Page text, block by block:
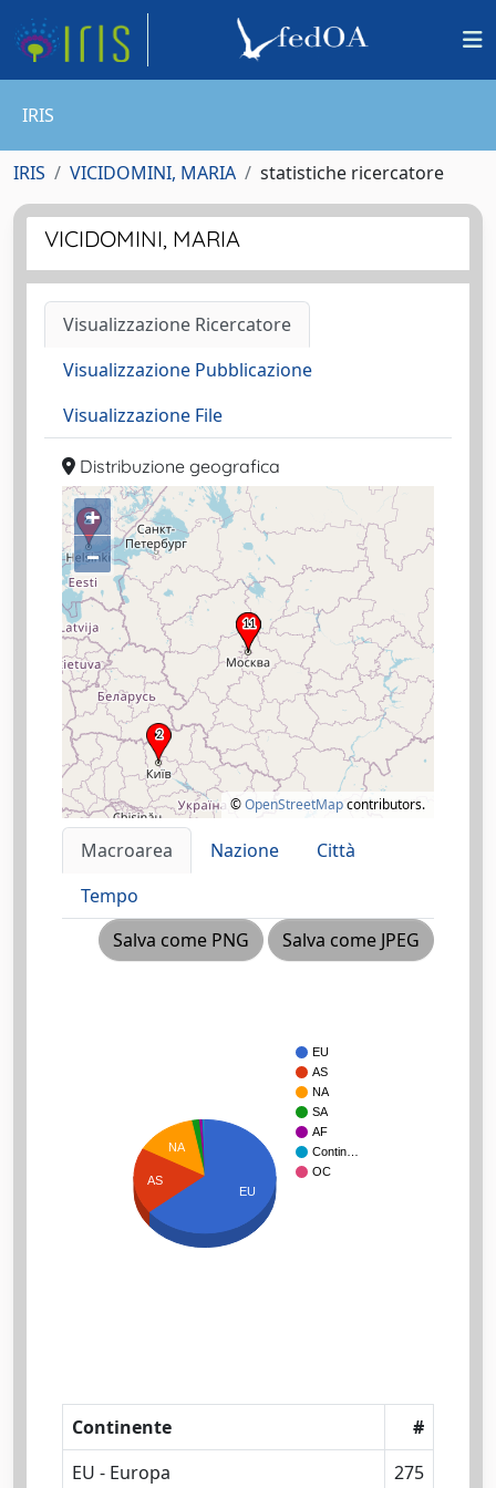
IRIS
IRIS VICIDOMINI, MARIA statistiche ricercatore
VICIDOMINI, MARIA
Visualizzazione Ricercatore
Visualizzazione Pubblicazione
Visualizzazione File
Distribuzione geografica
+
–
©OpenStreetMapcontributors.
Macroarea Nazione
Città
Tempo
Salva come PNG
Salva come JPEG
EU
AS
NA
SA
AF
Contin…
OC
NA
AS
EU
Continente
#
EU - Europa
275